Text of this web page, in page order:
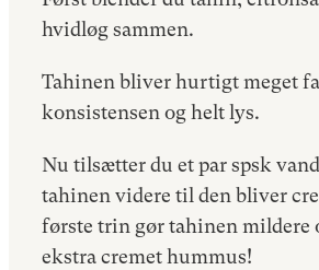
hvidløg sammen.
Tahinen bliver hurtigt meget
konsistensen og helt lys.
Nu tilsætter du et par spsk
tahinen videre til den bliver
første trin gør tahinen mildere
ekstra cremet hummus!